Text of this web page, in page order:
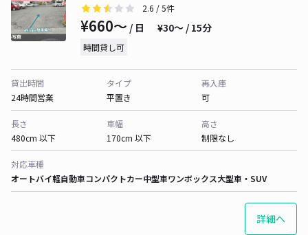
2.6 / 5件
¥660〜 / 日 ¥30〜 / 15分
時間貸し可
貸出時間
24時間営業
タイプ
平置き
再入庫
可
長さ
480cm 以下
車幅
170cm 以下
高さ
制限なし
対応車種
オートバイ軽自動車コンパクトカー中型車ワンボックス大型車・SUV
詳細へ